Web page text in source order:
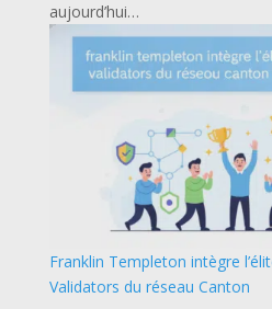
aujourd’hui…
Franklin Templeton intègre
Validators du réseau Canton